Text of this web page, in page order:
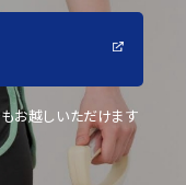
お越しいただけます